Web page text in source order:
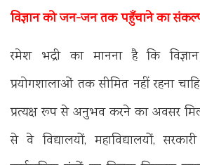
विज्ञान को जन-जन तक पहुँचाने का
रमेश भद्री का मानना है कि
प्रयोगशालाओं तक सीमित नहीं रहना
प्रत्यक्ष रूप से अनुभव करने का अवसर
से वे विद्यालयों, महाविद्यालयों,